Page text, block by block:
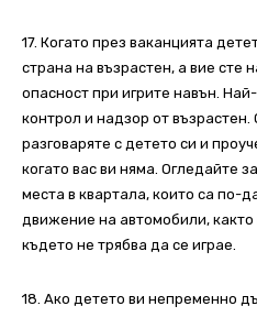
17. Когато през ваканцията
страна на възрастен, а вие сте
опасност при игрите навън.
контрол и надзор от
разговаряте с детето си и
когато вас ви няма. Огледайте
места в квартала, които са по-
движение на автомобили,
където не трябва да се играе.
18. Ако детето ви непременно